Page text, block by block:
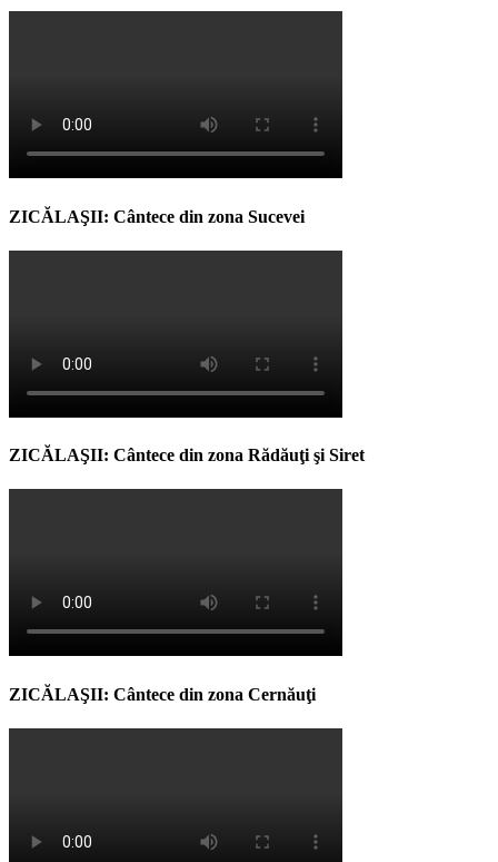
ZICĂLAŞII: Cântece din zona Sucevei
ZICĂLAŞII: Cântece din zona Rădăuţi şi Siret
ZICĂLAŞII: Cântece din zona Cernăuţi